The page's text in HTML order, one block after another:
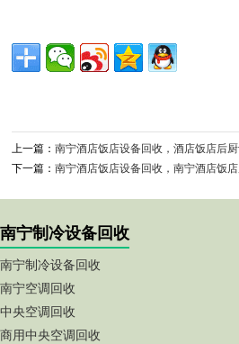
上一篇：南宁酒店饭店设备回收，酒店饭店后
下一篇：南宁酒店饭店设备回收，南宁酒店饭
南宁制冷设备回收
南宁制冷设备回收
南宁空调回收
中央空调回收
商用中央空调回收